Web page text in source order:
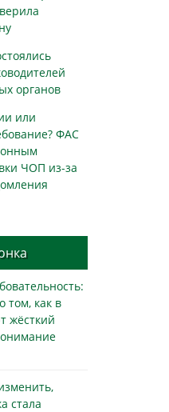
органов
или
ФАС
ЧОП из-за
том, как в
жёсткий
стала